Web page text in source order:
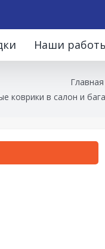
Наши
коврики в салон и